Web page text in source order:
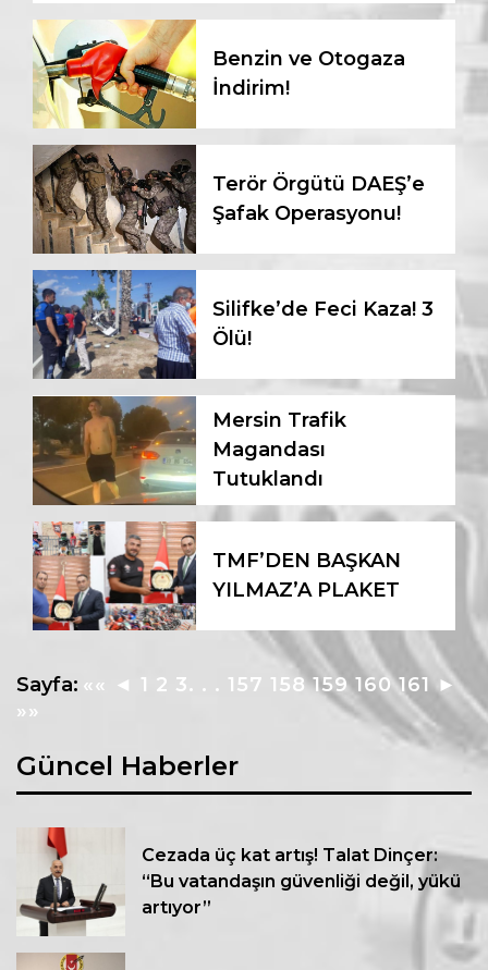
Benzin ve Otogaza
İndirim!
Terör Örgütü DAEŞ’e
Şafak Operasyonu!
Silifke’de Feci Kaza! 3
Ölü!
Mersin Trafik
Magandası
Tutuklandı
TMF’DEN BAŞKAN
YILMAZ’A PLAKET
Sayfa: «« ◄ 1 2 3. . . 157 158 159 160 161 ►
»»
Güncel Haberler
Cezada üç kat artış! Talat Dinçer:
“Bu vatandaşın güvenliği değil, yükü
artıyor”